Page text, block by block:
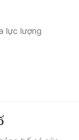
lực lượng